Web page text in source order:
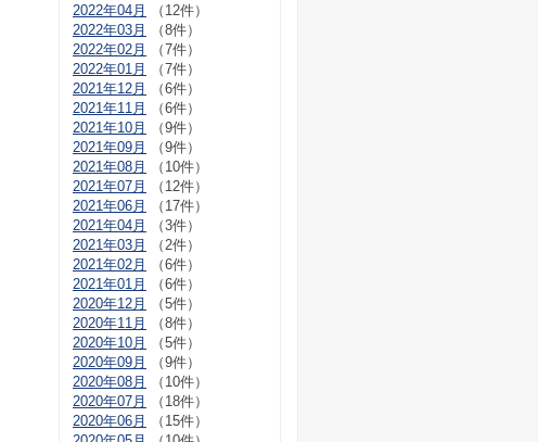
2022年04月
（12件）
2022年03月
（8件）
2022年02月
（7件）
2022年01月
（7件）
2021年12月
（6件）
2021年11月
（6件）
2021年10月
（9件）
2021年09月
（9件）
2021年08月
（10件）
2021年07月
（12件）
2021年06月
（17件）
2021年04月
（3件）
2021年03月
（2件）
2021年02月
（6件）
2021年01月
（6件）
2020年12月
（5件）
2020年11月
（8件）
2020年10月
（5件）
2020年09月
（9件）
2020年08月
（10件）
2020年07月
（18件）
2020年06月
（15件）